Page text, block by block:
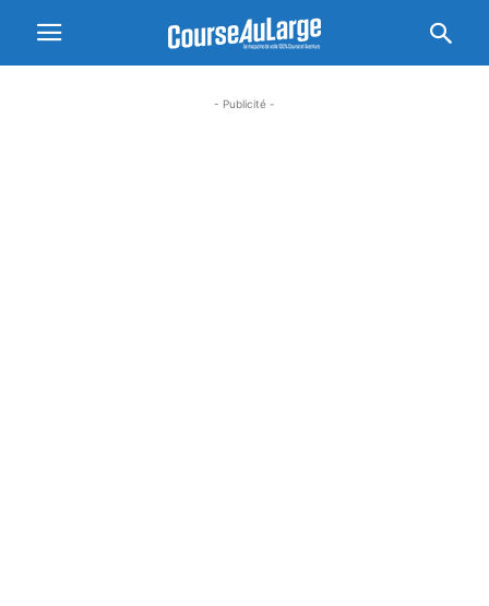
- Publicité -